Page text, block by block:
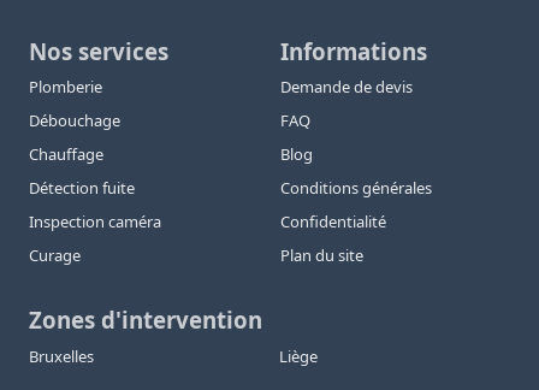
Nos services
Plomberie
Débouchage
Chauffage
Détection fuite
Inspection caméra
Curage
Informations
Demande de devis
FAQ
Blog
Conditions générales
Confidentialité
Plan du site
Zones d'intervention
Bruxelles
Liège